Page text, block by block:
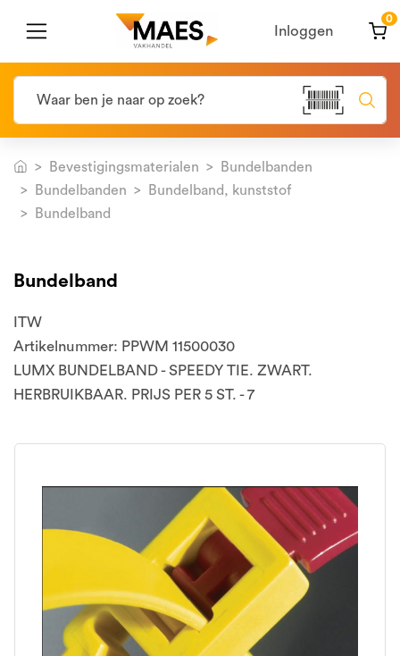
Inloggen
0
Bevestigingsmaterialen
Bundelbanden
Bundelbanden
Bundelband, kunststof
Bundelband
Bundelband
ITW
Artikelnummer: PPWM 11500030
LUMX BUNDELBAND - SPEEDY TIE. ZWART.
HERBRUIKBAAR. PRIJS PER 5 ST. - 7